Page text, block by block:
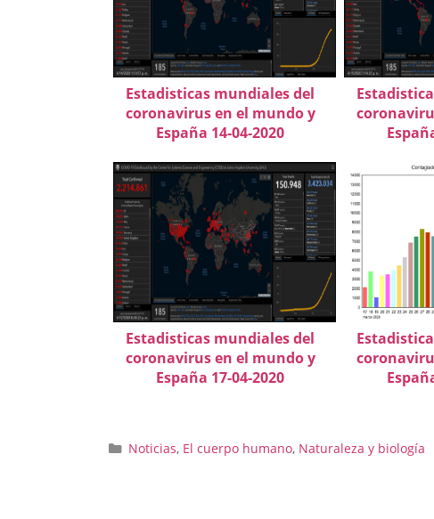
Estadisticas mundiales del
coronavirus en el mundo y
España 14-04-2020
Estadisticas mundiales del
coronavirus en el mundo y
España 17-04-2020
Categorías
Noticias, El cuerpo humano, Naturaleza y biología